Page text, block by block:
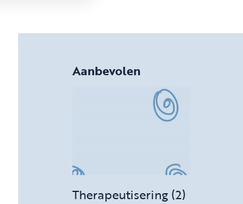
Aanbevolen
Therapeutisering (2)